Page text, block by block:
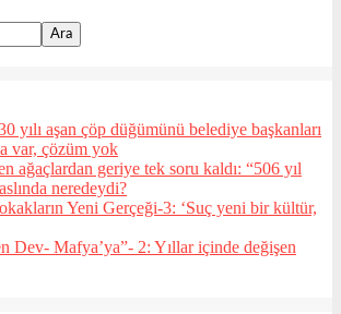
Ara
yılı aşan çöp düğümünü belediye başkanları
var, çözüm yok
ağaçlardan geriye tek soru kaldı: “506 yıl
neredeydi?
Yeni Gerçeği-3: ‘Suç yeni bir kültür,
Dev- Mafya’ya”- 2: Yıllar içinde değişen